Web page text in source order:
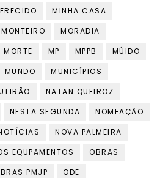
MINHA CASA
MONTEIRO
MORADIA
MORTE MP MPPB
MÚIDO
MUNDO
MUNICÍPIOS
NATAN QUEIROZ
NESTA SEGUNDA
NOMEAÇÃO
NOVA PALMEIRA
EQUPAMENTOS
OBRAS
PMJP
ODE